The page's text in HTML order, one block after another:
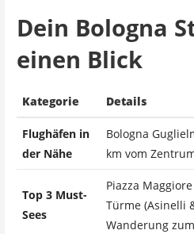
Dein Bologna
einen Blick
Kategorie Details
Flughäfen in
der Nähe
Bologna
km vom
Top 3 Must-
Sees
Piazza
Türme (Asinelli
Wanderung